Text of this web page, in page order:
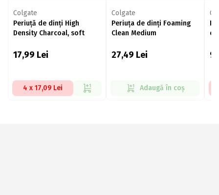
Colgate
Periuță de dinți High
Density Charcoal, soft
17,99 Lei
4 x 17,09 Lei
Colgate
Periuța de dinți Foaming
Clean Medium
27,49 Lei
Adaugă în coș